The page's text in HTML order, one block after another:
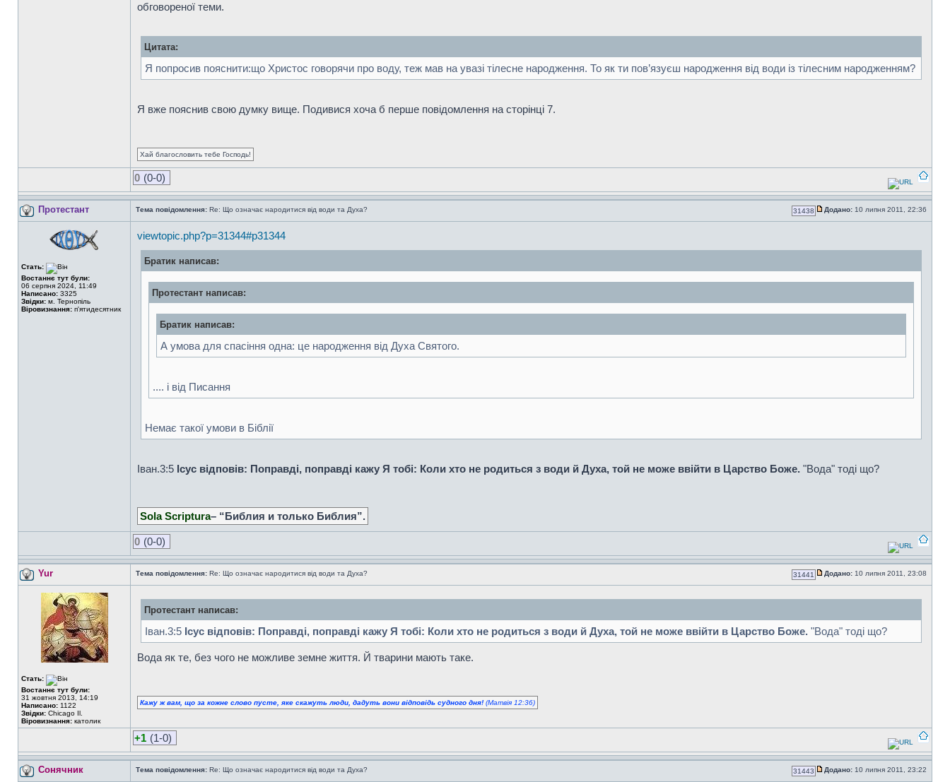
обговореної теми.
Цитата:
Я попросив пояснити:що Христос говорячи про воду, теж мав на увазі тілесне народження. То як ти пов’язуєш народження від води із тілесним народженням?
Я вже пояснив свою думку вище. Подивися хоча б перше повідомлення на сторінці 7.
Хай благословить тебе Господь!
0 (0-0)
Протестант Тема повідомлення: Re: Що означає народитися від води та Духа? 31438 Додано: 10 липня 2011, 22:36
Стать:
Востаннє тут були:
06 серпня 2024, 11:49
Написано: 3325
Звідки: м. Тернопіль
Віровизнання: п'ятидесятник
viewtopic.php?p=31344#p31344
Братик написав:
Протестант написав:
Братик написав:
А умова для спасіння одна: це народження від Духа Святого.
.... і від Писання
Немає такої умови в Біблії
Iван.3:5 Ісус відповів: Поправді, поправді кажу Я тобі: Коли хто не родиться з води й Духа, той не може ввійти в Царство Боже. "Вода" тоді що?
Sola Scriptura– “Библия и только Библия”.
0 (0-0)
Yur Тема повідомлення: Re: Що означає народитися від води та Духа? 31441 Додано: 10 липня 2011, 23:08
Стать:
Востаннє тут були:
31 жовтня 2013, 14:19
Написано: 1122
Звідки: Chicago Il.
Віровизнання: католик
Протестант написав:
Iван.3:5 Ісус відповів: Поправді, поправді кажу Я тобі: Коли хто не родиться з води й Духа, той не може ввійти в Царство Боже. "Вода" тоді що?
Вода як те, без чого не можливе земне життя. Й тварини мають таке.
Кажу ж вам, що за кожне слово пусте, яке скажуть люди, дадуть вони відповідь судного дня! (Матвія 12:36)
+1 (1-0)
Сонячник Тема повідомлення: Re: Що означає народитися від води та Духа? 31443 Додано: 10 липня 2011, 23:22